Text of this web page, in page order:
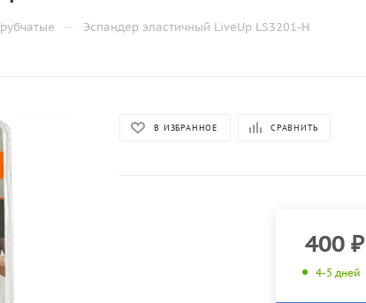
— Эспандер эластичный LiveUp LS3201-H
В ИЗБРАННОЕ СРАВНИТЬ
400 ₽
4-5 дней